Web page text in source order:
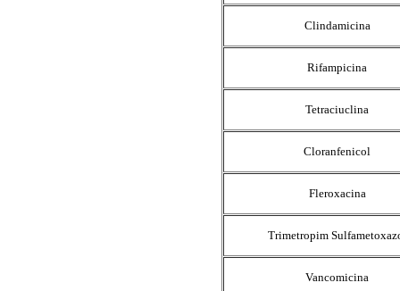
Clindamicina
Rifampicina
Tetraciuclina
Cloranfenicol
Fleroxacina
Trimetropim
Vancomicina